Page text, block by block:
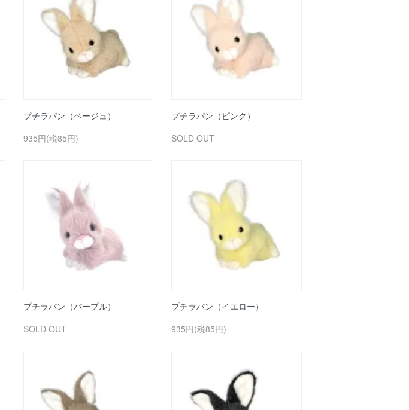
プチラパン（ベージュ）
935円(税85円)
プチラパン（ピンク）
SOLD OUT
プチラパン（パープル）
SOLD OUT
プチラパン（イエロー）
935円(税85円)